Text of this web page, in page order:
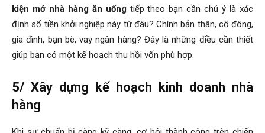
kiện mở nhà hàng ăn uốngtiếp theo bạn cần chú ý là xác
định số tiền khởi nghiệp này từ đâu? Chính bản thân, cổ đông,
gia đình, bạn bè, vay ngân hàng? Đây là những điều cần thiết
giúp bạn có một kế hoạch thu hồi vốn phù hợp.
5/ Xây dựng kế hoạch kinh doanh nhà
hàng